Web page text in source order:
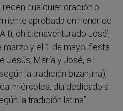
recen cualquier oración o
aprobado en honor de
ti, oh bienaventurado José’,
y el 1 de mayo, fiesta
Jesús, María y José, el
la tradición bizantina),
miércoles, día dedicado a
la tradición latina”.